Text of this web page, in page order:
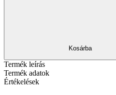
Kosárba
Termék leírás
Termék adatok
Értékelések